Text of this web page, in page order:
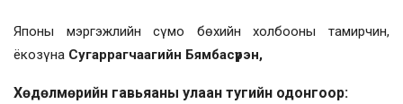
Японы мэргэжлийн сүмо бөхийн холбооны тамирчин,
ёкозүна Сугаррагчаагийн Бямбасүрэн,
Хөдөлмөрийн гавьяаны улаан тугийн одонгоор: